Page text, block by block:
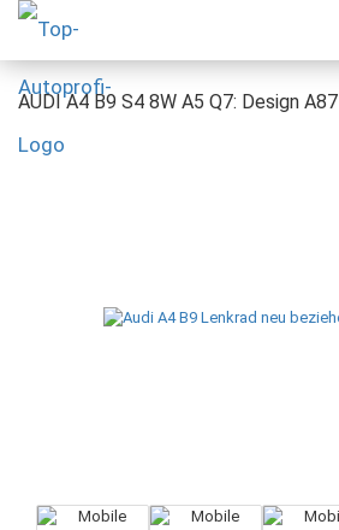
AUDI A4 B9 S4 8W A5 Q7: Design A87